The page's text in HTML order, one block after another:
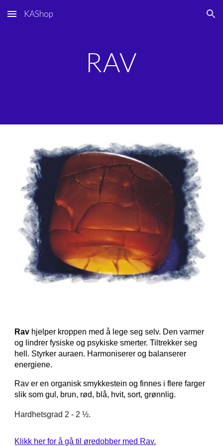
Skip to main content Skip to navigation
KAShop
RAV
Rav hjelper kroppen med å lege seg selv. Den varmer
og lindrer fysiske og psykiske smerter. Tiltrekker seg
hell. Styrker auraen. Harmoniserer og balanserer
energiene.
Rav er en organisk smykkestein og finnes i flere farger
slik som gul, brun, rød, blå, hvit, sort, grønnlig.
Hardhetsgrad 2 - 2 ½.
Klikk her for å gå til øredobber med Rav.